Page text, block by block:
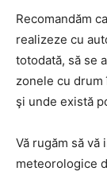
Recomandăm
realizeze cu
totodată, să se
zonele cu
şi unde există
Vă rugăm să
meteorologice